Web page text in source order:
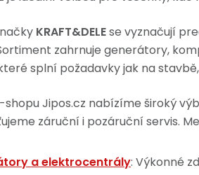
KRAFT&DELEse vyznačují
zahrnuje generátory,
splní požadavky jak na
shopu Jipos.cz nabízíme široký
záruční i pozáruční servis.
a elektrocentrály: Výkonné